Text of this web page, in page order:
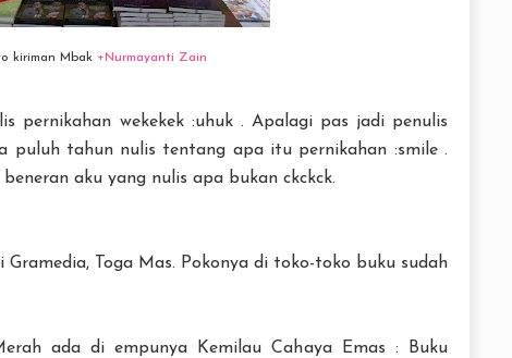
kiriman Mbak +Nurmayanti Zain
pernikahan wekekek :uhuk . Apalagi pas jadi penulis
puluh tahun nulis tentang apa itu pernikahan :smile .
aku yang nulis apa bukan ckckck.
Toga Mas. Pokonya di toko-toko buku sudah
ada di empunya Kemilau Cahaya Emas : Buku